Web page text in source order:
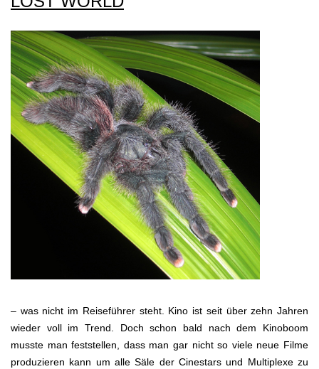
– was nicht im Reiseführer steht. Kino ist seit über zehn Jahren
wieder voll im Trend. Doch schon bald nach dem Kinoboom
musste man feststellen, dass man gar nicht so viele neue Filme
produzieren kann um alle Säle der Cinestars und Multiplexe zu